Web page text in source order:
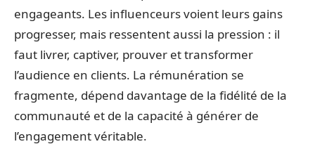
engageants. Les influenceurs voient leurs gains
progresser, mais ressentent aussi la pression : il
faut livrer, captiver, prouver et transformer
l’audience en clients. La rémunération se
fragmente, dépend davantage de la fidélité de la
communauté et de la capacité à générer de
l’engagement véritable.